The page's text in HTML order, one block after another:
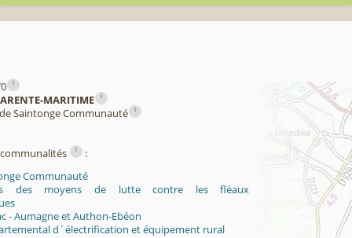
i
MARITIME i
Saintonge Communauté i
i
:
Communauté
des moyens de lutte contre les fléaux
- Aumagne et Authon-Ebéon
d´électrification et équipement rural